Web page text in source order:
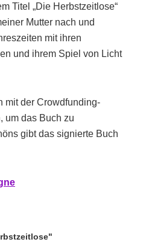
Titel „Die Herbstzeitlose“
Mutter nach und
mit ihren
und ihrem Spiel von Licht
mit der Crowdfunding-
um das Buch zu
gibt das signierte Buch